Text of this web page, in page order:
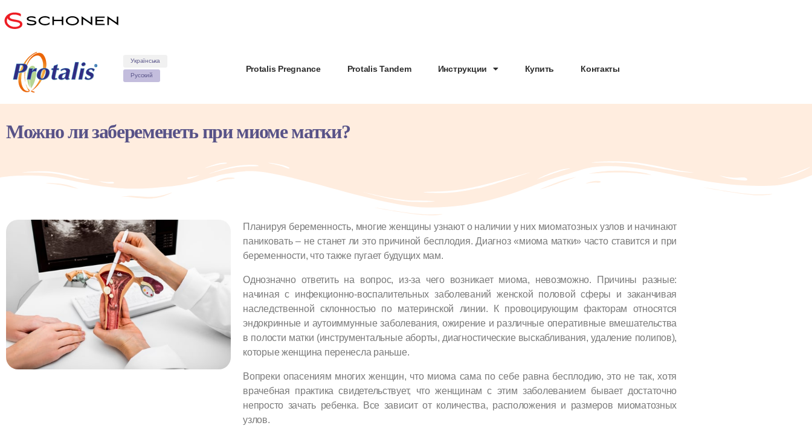
Українська
Русский
Protalis Pregnance Protalis Tandem Инструкции Купить Контакты
Можно ли забеременеть при миоме матки?
Планируя беременность, многие женщины узнают о наличии у них миоматозных узлов и начинают
паниковать – не станет ли это причиной бесплодия. Диагноз «миома матки» часто ставится и при
беременности, что также пугает будущих мам.
Однозначно ответить на вопрос, из-за чего возникает миома, невозможно. Причины разные:
начиная с инфекционно-воспалительных заболеваний женской половой сферы и заканчивая
наследственной склонностью по материнской линии. К провоцирующим факторам относятся
эндокринные и аутоиммунные заболевания, ожирение и различные оперативные вмешательства
в полости матки (инструментальные аборты, диагностические выскабливания, удаление полипов),
которые женщина перенесла раньше.
Вопреки опасениям многих женщин, что миома сама по себе равна бесплодию, это не так, хотя
врачебная практика свидетельствует, что женщинам с этим заболеванием бывает достаточно
непросто зачать ребенка. Все зависит от количества, расположения и размеров миоматозных
узлов.